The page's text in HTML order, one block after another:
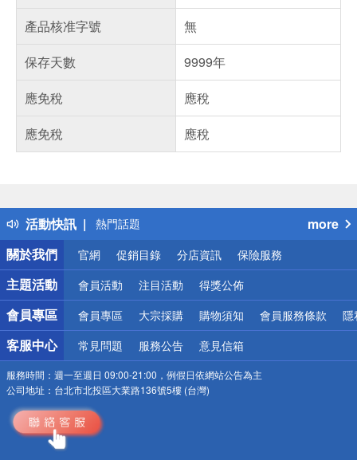
產品核准字號
無
保存天數
9999年
應免稅
應稅
應免稅
應稅
活動快訊
得獎公告
熱門話題
銀行優惠
偏遠地區配送
詐騙網頁！請小心！
more
關於我們
官網 促銷目錄 分店資訊 保險服務
主題活動 會員活動 注目活動 得獎公佈
會員專區 會員專區 大宗採購 購物須知 會員服務條款 隱
客服中心 常見問題 服務公告 意見信箱
服務時間： 週一至週日 09:00-21:00，例假日依網站公告為主
公司地址： 台北市北投區大業路136號5樓 (台灣)